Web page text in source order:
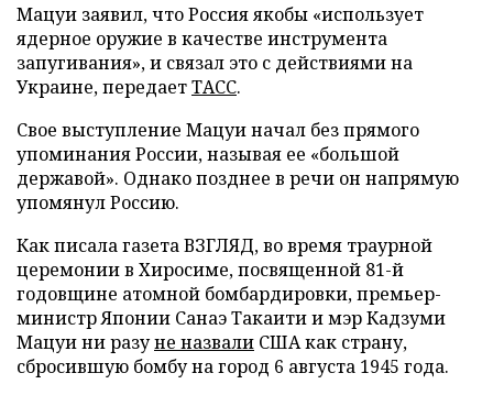
Мацуи заявил, что Россия якобы «использует
ядерное оружие в качестве инструмента
запугивания», и связал это с действиями на
Украине, передаетТАСС.
Свое выступление Мацуи начал без прямого
упоминания России, называя ее «большой
державой». Однако позднее в речи он напрямую
упомянул Россию.
Как писала газета ВЗГЛЯД, во время траурной
церемонии в Хиросиме, посвященной 81-й
годовщине атомной бомбардировки, премьер-
министр Японии Санаэ Такаити и мэр Кадзуми
Мацуи ни разуне назвали США как страну,
сбросившую бомбу на город 6 августа 1945 года.